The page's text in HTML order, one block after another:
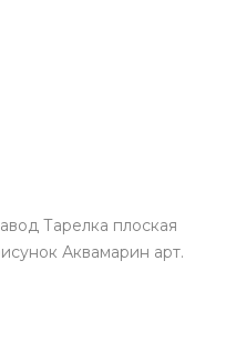
Тарелка плоская
Аквамарин арт.